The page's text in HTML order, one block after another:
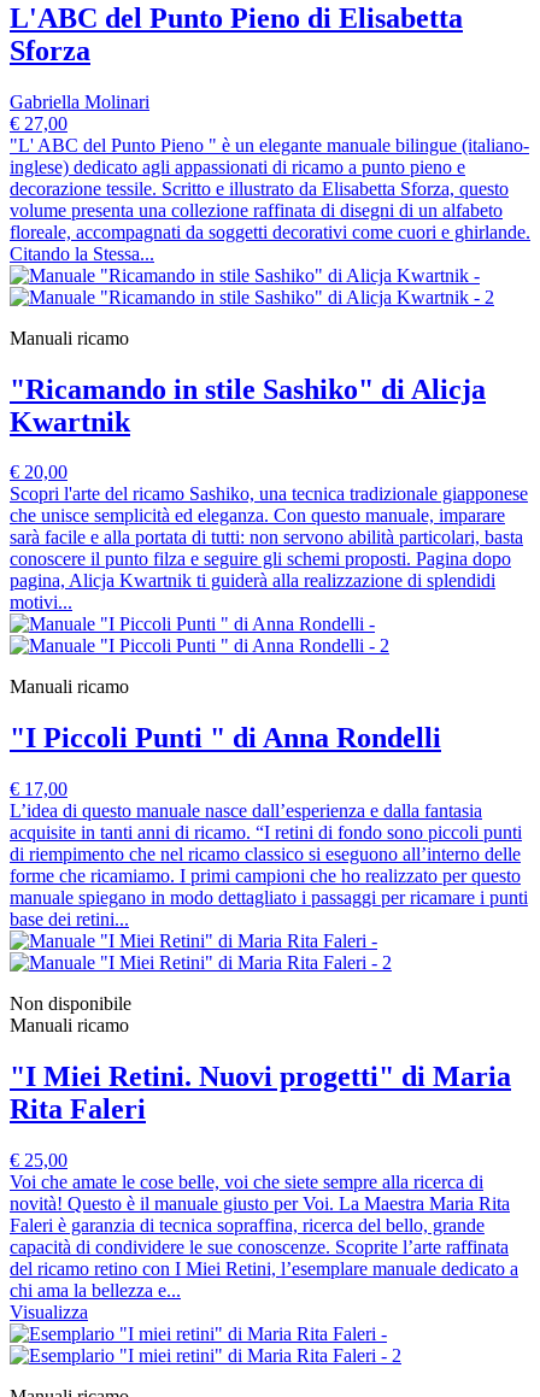
L'ABC del Punto Pieno di Elisabetta
Sforza
Gabriella Molinari
€ 27,00
"L' ABC del Punto Pieno " è un elegante manuale bilingue (italiano-
inglese) dedicato agli appassionati di ricamo a punto pieno e
decorazione tessile. Scritto e illustrato da Elisabetta Sforza, questo
volume presenta una collezione raffinata di disegni di un alfabeto
floreale, accompagnati da soggetti decorativi come cuori e ghirlande.
Citando la Stessa...
Manuali ricamo
"Ricamando in stile Sashiko" di Alicja
Kwartnik
€ 20,00
Scopri l'arte del ricamo Sashiko, una tecnica tradizionale giapponese
che unisce semplicità ed eleganza. Con questo manuale, imparare
sarà facile e alla portata di tutti: non servono abilità particolari, basta
conoscere il punto filza e seguire gli schemi proposti. Pagina dopo
pagina, Alicja Kwartnik ti guiderà alla realizzazione di splendidi
motivi...
Manuali ricamo
"I Piccoli Punti " di Anna Rondelli
€ 17,00
L’idea di questo manuale nasce dall’esperienza e dalla fantasia
acquisite in tanti anni di ricamo. “I retini di fondo sono piccoli punti
di riempimento che nel ricamo classico si eseguono all’interno delle
forme che ricamiamo. I primi campioni che ho realizzato per questo
manuale spiegano in modo dettagliato i passaggi per ricamare i punti
base dei retini...
Non disponibile
Manuali ricamo
"I Miei Retini. Nuovi progetti" di Maria
Rita Faleri
€ 25,00
Voi che amate le cose belle, voi che siete sempre alla ricerca di
novità! Questo è il manuale giusto per Voi. La Maestra Maria Rita
Faleri è garanzia di tecnica sopraffina, ricerca del bello, grande
capacità di condividere le sue conoscenze. Scoprite l’arte raffinata
del ricamo retino con I Miei Retini, l’esemplare manuale dedicato a
chi ama la bellezza e...
Visualizza